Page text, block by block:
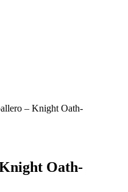
– Knight Oath-
Oath-